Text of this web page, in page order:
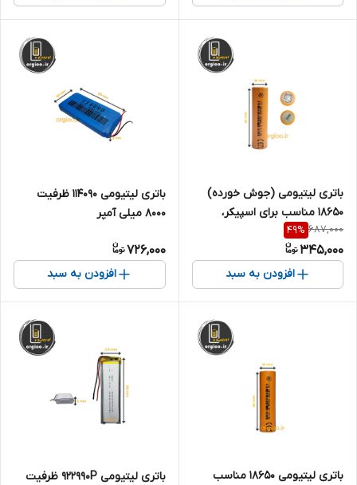
باتری لیتیومی (جوش خورده)
۱۸۶۵۰ مناسب برای اسپیکر،
میلی آمپر
687,000
49%
345,000
افزودن به سبد
باتری لیتیومی 114090 ظرفیت
8000 میلی آمپر
726,000
افزودن به سبد
باتری لیتیومی ۱۸۶۵۰ مناسب
باتری لیتیومی 922990P ظرفیت